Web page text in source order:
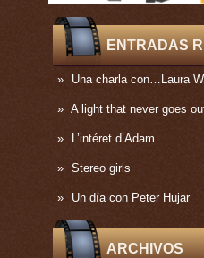
ENTRADAS
Una charla con…Laura
A light that never goes
L’intéret d’Adam
Stereo girls
Un día con Peter Hujar
ARCHIVOS